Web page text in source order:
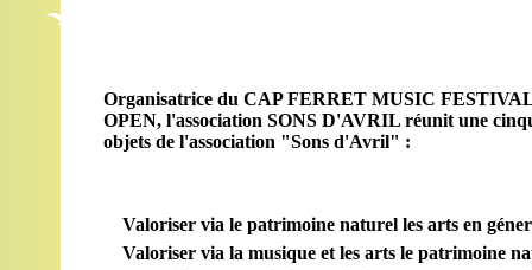
Organisatrice du CAP FERRET MUSIC
OPEN, l'association SONS D'AVRIL réunit une
objets de l'association "Sons d'Avril" :
Valoriser via le patrimoine naturel les arts en
Valoriser via la musique et les arts le patrimoine